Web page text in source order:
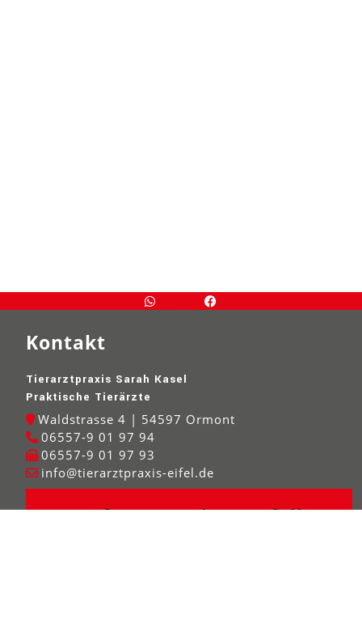
Kontakt
Tierarztpraxis Sarah Kasel
Praktische Tierärzte
Waldstrasse 4 | 54597 Ormont
06557-9 01 97 94
06557-9 01 97 93
info@tierarztpraxis-eifel.de
Rufnummer im Notfall